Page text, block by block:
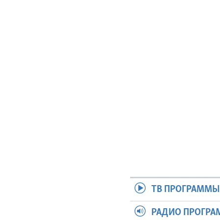
ТВ ПРОГРАММЫ
РАДИО